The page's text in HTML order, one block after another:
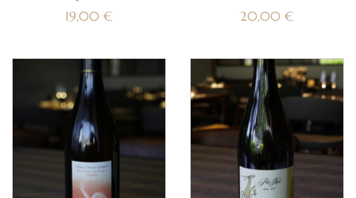
19,00 € 20,00 €